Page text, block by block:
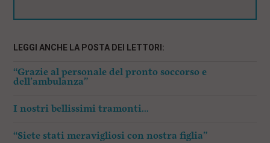
LEGGI ANCHE LA POSTA DEI LETTORI:
“Grazie al personale del pronto soccorso e
dell’ambulanza”
I nostri bellissimi tramonti…
“Siete stati meravigliosi con nostra figlia”